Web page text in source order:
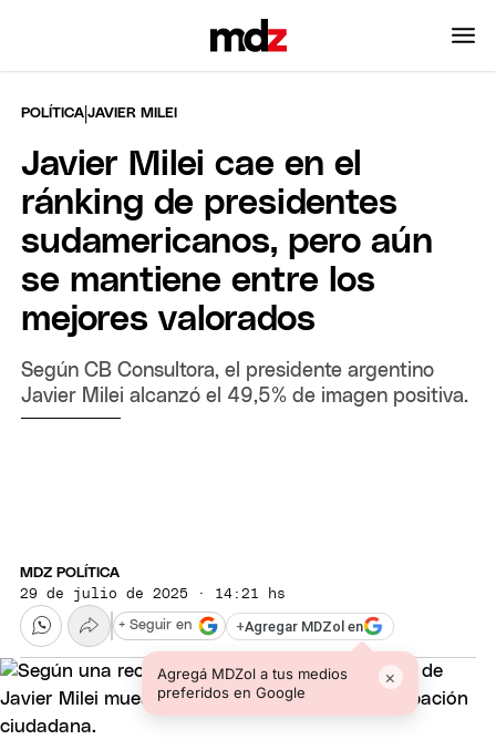
POLÍTICA |JAVIER MILEI
Javier Milei cae en el
ránking de presidentes
sudamericanos, pero aún
se mantiene entre los
mejores valorados
Según CB Consultora, el presidente argentino
Javier Milei alcanzó el 49,5% de imagen positiva.
MDZ POLÍTICA
29 de julio de 2025 · 14:21 hs
+Agregar MDZol en
Agregá MDZol a tus medios
preferidos en Google
×
+ Seguir en